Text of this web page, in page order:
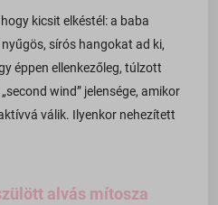
kicsit elkéstél: a baba
sírós hangokat ad ki,
éppen ellenkezőleg, túlzott
wind” jelensége, amikor
válik. Ilyenkor nehezített
alvás mítosza